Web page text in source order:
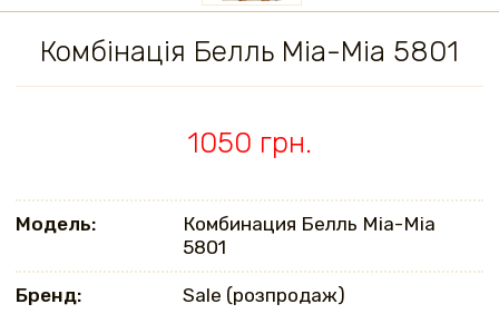
Комбінація Белль Mia-Mia 5801
1050 грн.
Модель:
Комбинация Белль Mia-Mia
5801
Бренд: Sale (розпродаж)